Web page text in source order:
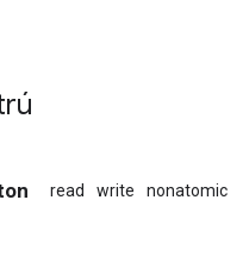
read write nonatomic